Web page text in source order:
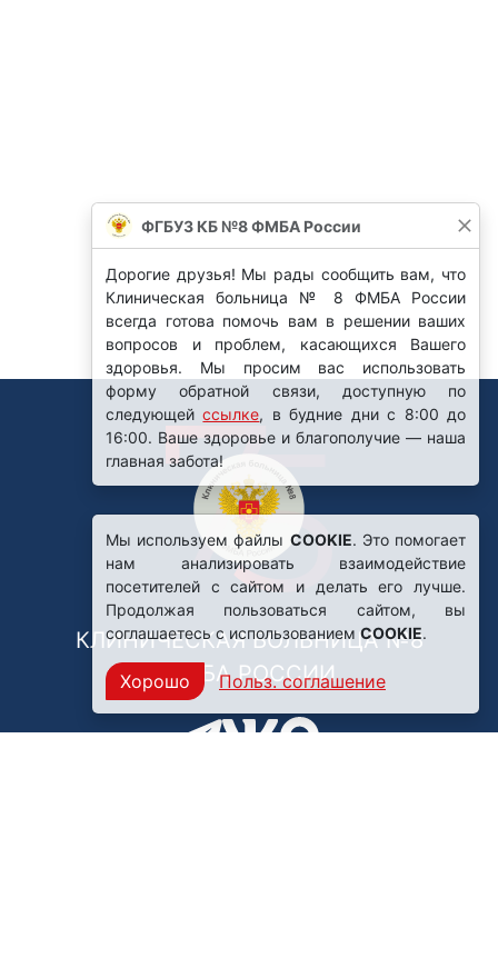
КЛИНИЧЕСКАЯ БОЛЬНИЦА №8
ФМБА РОССИИ
Мы используем файлы COOKIE. Это помогает
нам анализировать взаимодействие
посетителей с сайтом и делать его лучше.
Продолжая пользоваться сайтом, вы
соглашаетесь с использованиемCOOKIE.
Хорошо Польз. соглашение